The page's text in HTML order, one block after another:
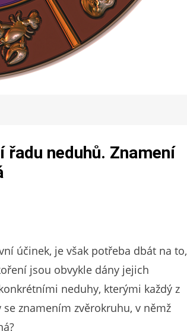
neduhů. Znamení
účinek, je však potřeba dbát na to,
jsou obvykle dány jejich
neduhy, kterými každý z
znamením zvěrokruhu, v němž